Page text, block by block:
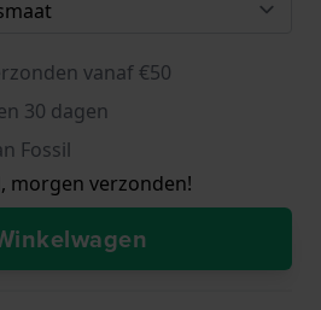
vanaf €50
30 dagen
Fossil
morgen verzonden!